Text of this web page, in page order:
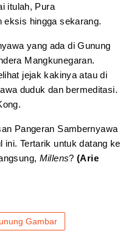
itulah, Pura
eksis hingga sekarang.
yang ada di Gunung
Mangkunegaran.
jejak kakinya atau di
duduk dan bermeditasi.
Pangeran Sambernyawa
ini. Tertarik untuk datang ke
Millens? (Arie
Gambar